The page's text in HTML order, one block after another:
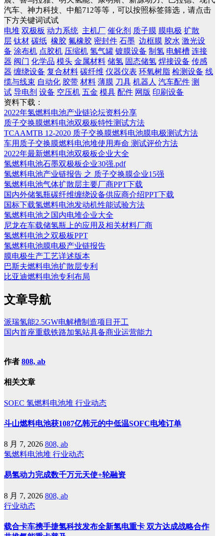
汽车、神力科技、中船712等等，可以按照标签筛选，请点击
下方关键词试试
电堆 双极板 动力系统 主机厂 催化剂 质子膜 膜电极 扩散
层 钛材 碳纸 橡胶 氟橡胶 密封件 石墨 边框膜 胶水 激光设
备 涂布机 点胶机 压缩机 氢气罐 镀膜设备 制氢 电解槽 连接
器 阀门 化学品 模头 金属材料 储氢 固态储氢 焊接设备 传感
器 缠绕设备 复合材料 碳纤维 仪器仪表 环氧树脂 检测设备 线
缆与线束 自动化 胶带 材料 薄膜 刀具 机器人 汽车配件 测
试 导电剂 设备 空压机 五金 模具 配件 网版 印刷设备
资料下载：
2022年氢燃料电池产业链论坛资料分享
质子交换膜燃料电池双极板特性测试方法
TCAAMTB 12-2020 质子交换膜燃料电池膜电极测试方法
车用质子交换膜燃料电池堆使用寿命 测试评价方法
2022年最新燃料电池双极板企业大全
氢燃料电池石墨双极板企业30强.pdf
氢燃料电池产业链报告 之 质子交换膜企业15强
氢燃料电池气体扩散层主要厂商PPT下载
国内外储氢瓶碳纤维缠绕设备供应商介绍PPT下载
国标下载氢燃料电池发动机性能试验方法
氢燃料电池之国内电堆企业大全
尼龙在车载储氢瓶上的应用及相关材料厂商
氢燃料电池之双极板PPT
氢燃料电池膜电极产业链报告
膜电极生产工艺详述版本
巴斯夫燃料电池扩散层专利
比亚迪燃料电池专利布局
文章导航
派瑞氢能2.5GW电解槽制造项目开工
国内首座重载铁路加氢站具备商业运营能力
作者 808, ab
相关文章
SOEC 氢燃料电池堆 行业动态
斗山燃料电池获1087亿韩元的中低温SOFC电堆订单
8 月 7, 2026 808, ab
氢燃料电池堆 行业动态
易氢动力完成数千万元天使+轮融资
8 月 7, 2026 808, ab
行业动态
载合卡车携手捷氢科技发布全新氢电重卡 双方达成战略合作